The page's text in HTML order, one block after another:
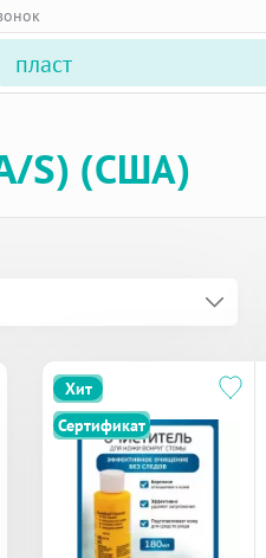
S) (США)
Хит
Сертификат